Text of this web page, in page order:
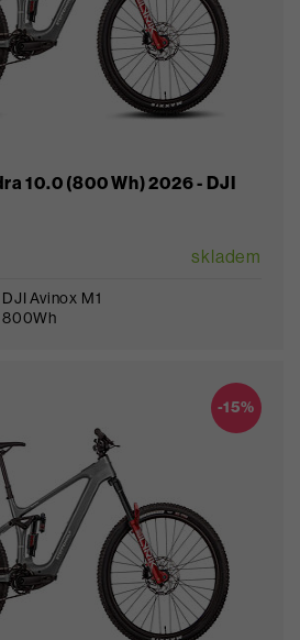
10.0 (800 Wh) 2026 - DJI
skladem
DJI Avinox M1
800Wh
-15%